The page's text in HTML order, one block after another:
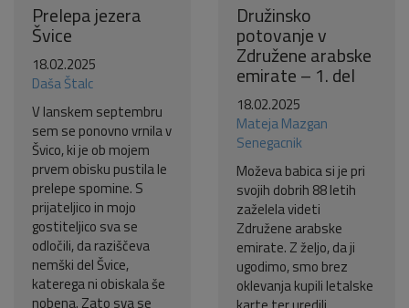
Prelepa jezera
Švice
18.02.2025
Daša Štalc
V lanskem septembru
sem se ponovno vrnila v
Švico, ki je ob mojem
prvem obisku pustila le
prelepe spomine. S
prijateljico in mojo
gostiteljico sva se
odločili, da raziščeva
nemški del Švice,
katerega ni obiskala še
nobena. Zato sva se
Družinsko
potovanje v
Združene arabske
emirate – 1. del
18.02.2025
Mateja Mazgan
Senegacnik
Moževa babica si je pri
svojih dobrih 88 letih
zaželela videti
Združene arabske
emirate. Z željo, da ji
ugodimo, smo brez
oklevanja kupili letalske